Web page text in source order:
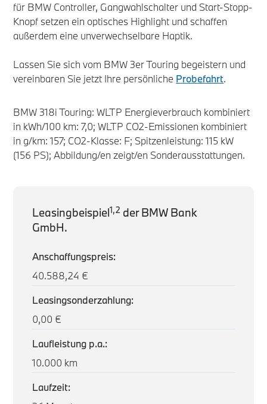
für BMW Controller, Gangwahlschalter und Start-Stopp-
Knopf setzen ein optisches Highlight und schaffen
außerdem eine unverwechselbare Haptik.
Lassen Sie sich vom BMW 3er Touring begeistern und
vereinbaren Sie jetzt Ihre persönliche Probefahrt.
BMW 318i Touring: WLTP Energieverbrauch kombiniert
in kWh/100 km: 7,0; WLTP CO2-Emissionen kombiniert
in g/km: 157; CO2-Klasse: F; Spitzenleistung: 115 kW
(156 PS); Abbildung/en zeigt/en Sonderausstattungen.
Leasingbeispiel1,2 der BMW Bank
GmbH.
Anschaffungspreis:
40.588,24 €
Leasingsonderzahlung:
0,00 €
Laufleistung p.a.:
10.000 km
Laufzeit: